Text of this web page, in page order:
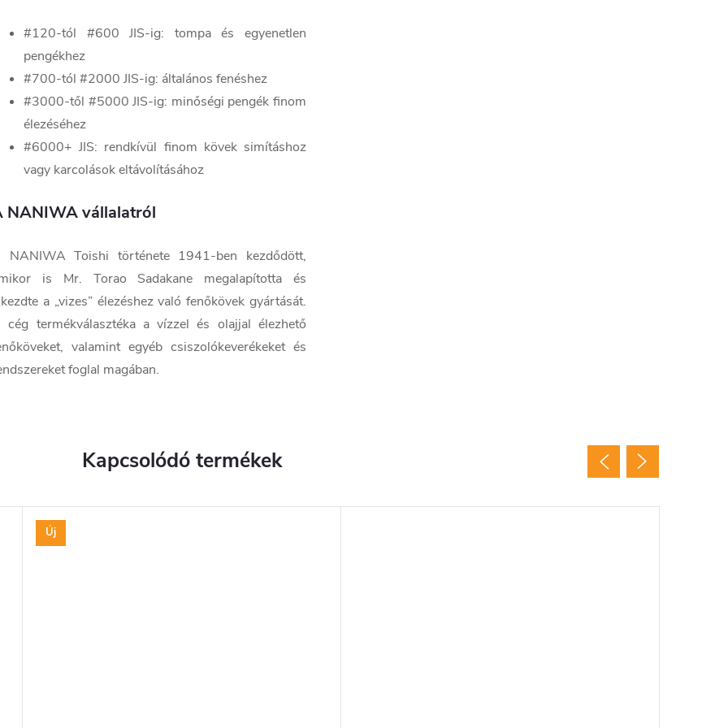
#120-tól #600 JIS-ig: tompa és egyenetlen
pengékhez
#700-tól #2000 JIS-ig: általános fenéshez
#3000-től #5000 JIS-ig: minőségi pengék finom
élezéséhez
#6000+ JIS: rendkívül finom kövek simításhoz
vagy karcolások eltávolításához
NANIWA vállalatról
NANIWA Toishi története 1941-ben kezdődött,
is Mr. Torao Sadakane megalapította és
a „vizes” élezéshez való fenőkövek gyártását.
cég termékválasztéka a vízzel és olajjal élezhető
valamint egyéb csiszolókeverékeket és
foglal magában.
Kapcsolódó termékek
Új